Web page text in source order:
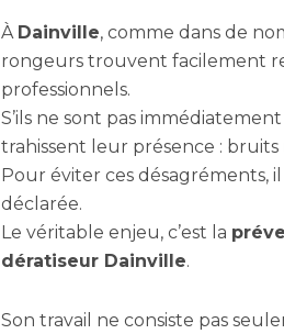
À Dainville, comme dans de
rongeurs trouvent facilement
professionnels.
S’ils ne sont pas
trahissent leur présence :
Pour éviter ces désagréments,
déclarée.
Le véritable enjeu, c’est la
dératiseur Dainville.
Son travail ne consiste pas